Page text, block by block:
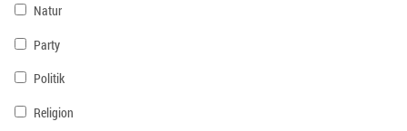
Natur
Party
Politik
Religion